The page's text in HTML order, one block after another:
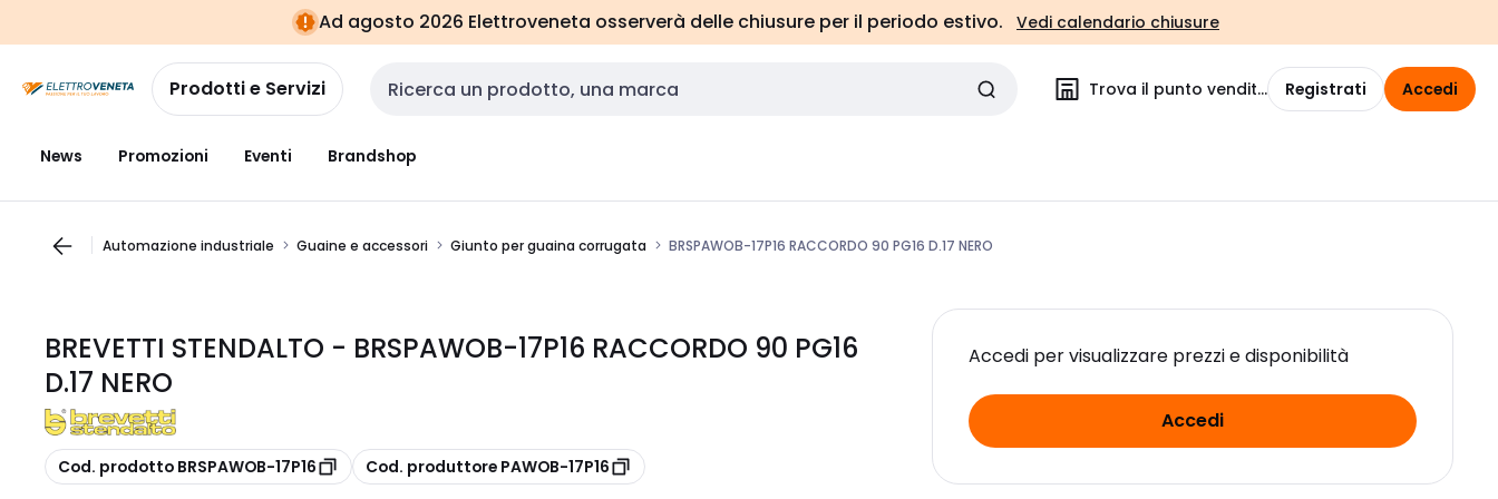
navigazionealla
pagina
Ad agosto 2026 Elettroveneta osserverà delle chiusure per il periodo estivo. Vedi calendario chiusure
Prodotti e Servizi Cerca input Trova il punto vendita Registrati Accedi
News Promozioni Eventi Brandshop
Automazione industriale Guaine e accessori Giunto per guaina corrugata BRSPAWOB-17P16 RACCORDO 90 PG16 D.17 NERO
BREVETTI STENDALTO - BRSPAWOB-17P16 RACCORDO 90 PG16
D.17 NERO
copia
Cod. prodotto BRSPAWOB-17P16 copia
Cod. produttore PAWOB-17P16
Accedi per visualizzare prezzi e disponibilità
Accedi